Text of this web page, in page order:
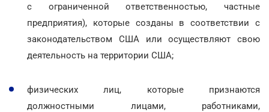
с ограниченной ответственностью, частные
предприятия), которые созданы в соответствии с
законодательством США или осуществляют свою
деятельность на территории США;
физических лиц, которые признаются
должностными лицами, работниками,